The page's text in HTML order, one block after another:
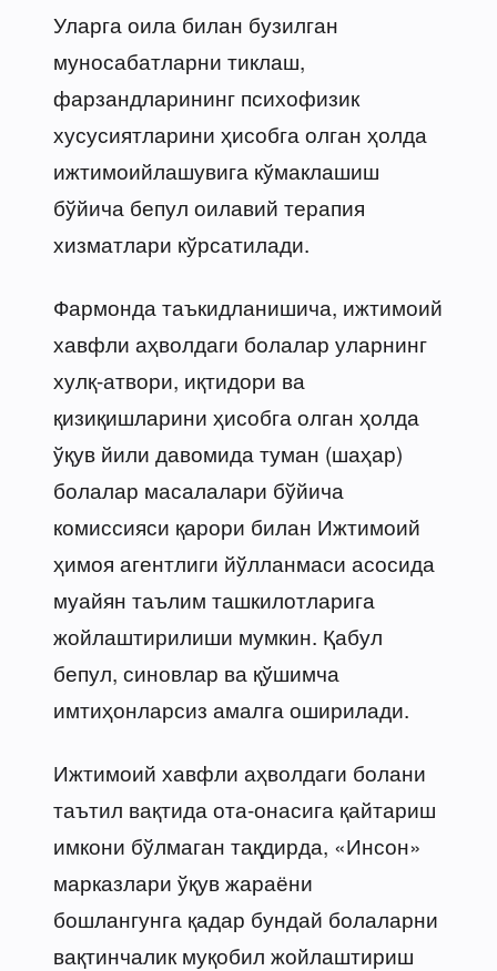
Уларга оила билан бузилган
муносабатларни тиклаш,
фарзандларининг психофизик
хусусиятларини ҳисобга олган ҳолда
ижтимоийлашувига кўмаклашиш
бўйича бепул оилавий терапия
хизматлари кўрсатилади.
Фармонда таъкидланишича, ижтимоий
хавфли аҳволдаги болалар уларнинг
хулқ-атвори, иқтидори ва
қизиқишларини ҳисобга олган ҳолда
ўқув йили давомида туман (шаҳар)
болалар масалалари бўйича
комиссияси қарори билан Ижтимоий
ҳимоя агентлиги йўлланмаси асосида
муайян таълим ташкилотларига
жойлаштирилиши мумкин. Қабул
бепул, синовлар ва қўшимча
имтиҳонларсиз амалга оширилади.
Ижтимоий хавфли аҳволдаги болани
таътил вақтида ота-онасига қайтариш
имкони бўлмаган тақдирда, «Инсон»
марказлари ўқув жараёни
бошлангунга қадар бундай болаларни
вақтинчалик муқобил жойлаштириш